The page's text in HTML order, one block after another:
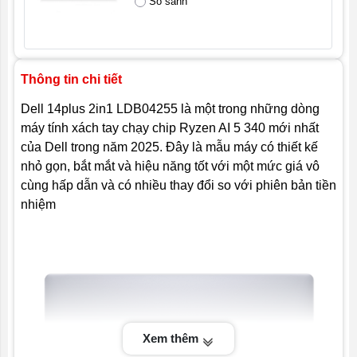
Thông tin chi tiết
Dell 14plus 2in1 LDB04255 là một trong những dòng
máy tính xách tay chạy chip Ryzen AI 5 340 mới nhất
của Dell trong năm 2025. Đây là mẫu máy có thiết kế
nhỏ gọn, bắt mắt và hiệu năng tốt với một mức giá vô
cùng hấp dẫn và có nhiều thay đổi so với phiên bản tiền
nhiệm
Xem thêm